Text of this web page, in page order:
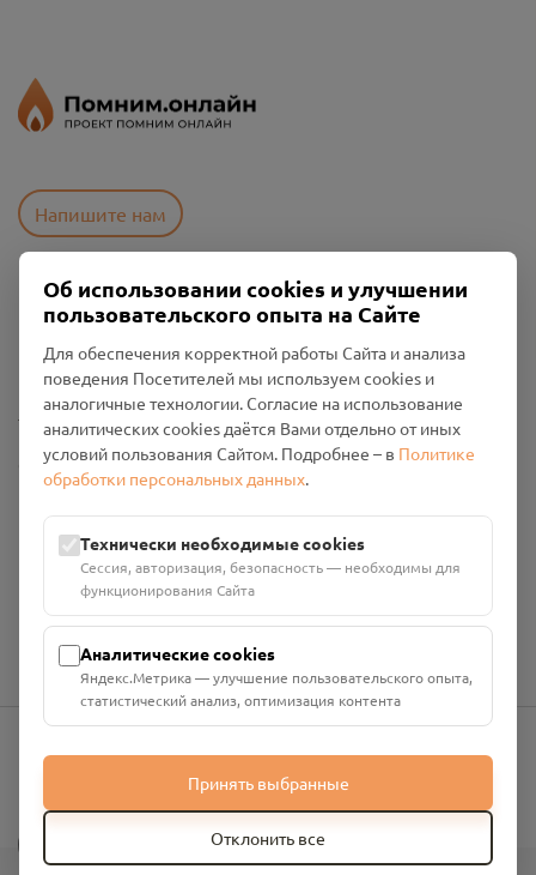
Напишите нам
Пользовательское соглашение
Промо-материалы
Настройки cookies
Общество с ограниченной ответственностью «Смоленский
Проект Помним»
ИНН: 6700029207 ОГРН: 1256700001986
Юридический адрес: 216790, Смоленская область, р-н
Руднянский, г. Рудня, улица Западная, д. 26А, пом. 18
Номер счёта: 40702810901130004287 в АО "АЛЬФА-БАНК"
Кор. счёт: 30101810200000000593
info@pomnim.online
Об использовании cookies и улучшении
пользовательского опыта на Сайте
Для обеспечения корректной работы Сайта и анализа
поведения Посетителей мы используем cookies и
аналогичные технологии. Согласие на использование
аналитических cookies даётся Вами отдельно от иных
условий пользования Сайтом. Подробнее – в Политике
обработки персональных данных.
Технически необходимые cookies
Сессия, авторизация, безопасность — необходимы для
функционирования Сайта
Аналитические cookies
Яндекс.Метрика — улучшение пользовательского опыта,
статистический анализ, оптимизация контента
Принять выбранные
Отклонить все